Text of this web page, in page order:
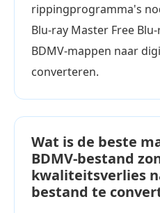
rippingprogramma's
Blu-ray Master Free
BDMV-mappen naar
converteren.
Wat is de beste
BDMV-bestand
kwaliteitsverlies
bestand te